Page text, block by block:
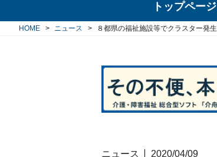
トップページ
HOME ニュース ８都県の福祉施設等でクラスター発生
ニュース 2020/04/09